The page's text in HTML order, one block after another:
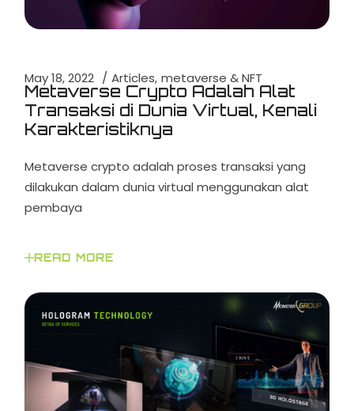
May 18, 2022 Articles metaverse & NFT
Metaverse Crypto Adalah Alat
Transaksi di Dunia Virtual, Kenali
Karakteristiknya
Metaverse crypto adalah proses transaksi yang
dilakukan dalam dunia virtual menggunakan alat
pembaya
READ MORE